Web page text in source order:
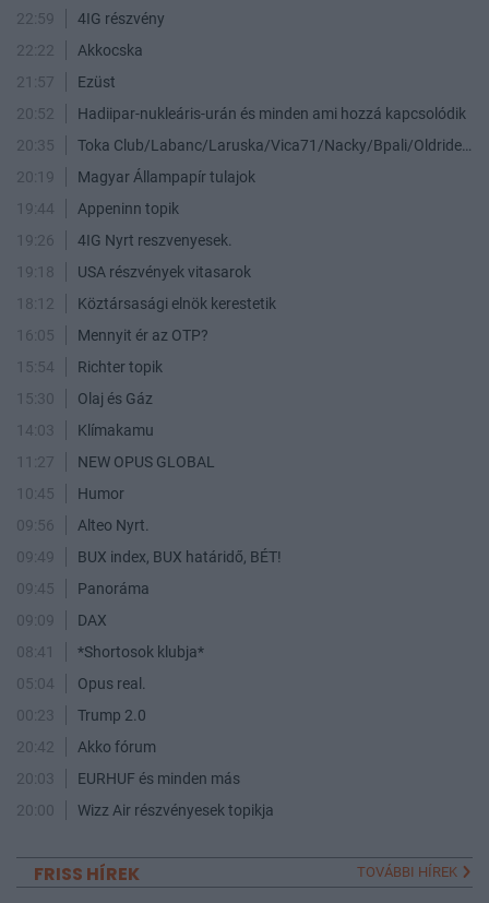
22:59
4IG részvény
22:22
Akkocska
21:57
Ezüst
20:52
Hadiipar-nukleáris-urán és minden ami hozzá kapcsolódik
20:35
20:19
Magyar Állampapír tulajok
19:44
Appeninn topik
19:26
4IG Nyrt reszvenyesek.
19:18
USA részvények vitasarok
18:12
Köztársasági elnök kerestetik
16:05
Mennyit ér az OTP?
15:54
Richter topik
15:30
Olaj és Gáz
14:03
Klímakamu
11:27
NEW OPUS GLOBAL
10:45
Humor
09:56
Alteo Nyrt.
09:49
BUX index, BUX határidő, BÉT!
09:45
Panoráma
09:09
DAX
08:41
*Shortosok klubja*
05:04
Opus real.
00:23
Trump 2.0
20:42
Akko fórum
20:03
EURHUF és minden más
20:00
Wizz Air részvényesek topikja
FRISS HÍREK TOVÁBBI HÍREK